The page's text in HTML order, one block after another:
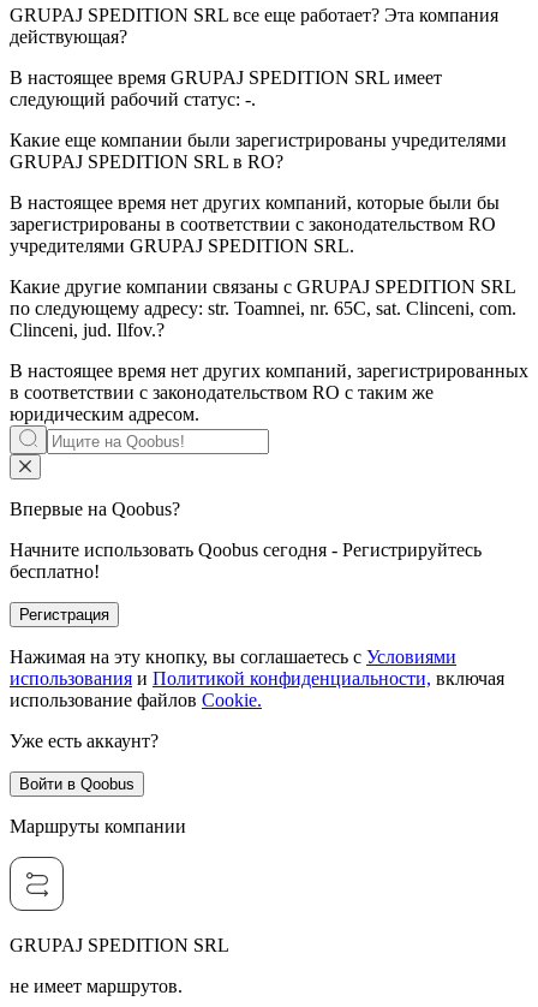
GRUPAJ SPEDITION SRL все еще работает? Эта компания
действующая?
В настоящее время GRUPAJ SPEDITION SRL имеет
следующий рабочий статус: -.
Какие еще компании были зарегистрированы учредителями
GRUPAJ SPEDITION SRL в RO?
В настоящее время нет других компаний, которые были бы
зарегистрированы в соответствии с законодательством RO
учредителями GRUPAJ SPEDITION SRL.
Какие другие компании связаны с GRUPAJ SPEDITION SRL
по следующему адресу: str. Toamnei, nr. 65C, sat. Clinceni, com.
Clinceni, jud. Ilfov.?
В настоящее время нет других компаний, зарегистрированных
в соответствии с законодательством RO с таким же
юридическим адресом.
Впервые на Qoobus?
Начните использовать Qoobus сегодня - Регистрируйтесь
бесплатно!
Регистрация
Нажимая на эту кнопку, вы соглашаетесь с Условиями
использования и Политикой конфиденциальности, включая
использование файлов Cookie.
Уже есть аккаунт?
Войти в Qoobus
Маршруты компании
GRUPAJ SPEDITION SRL
не имеет маршрутов.